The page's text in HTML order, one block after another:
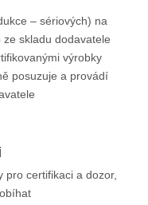
– sériových) na
skladu dodavatele
výrobky
posuzuje a provádí
pro certifikaci a dozor,